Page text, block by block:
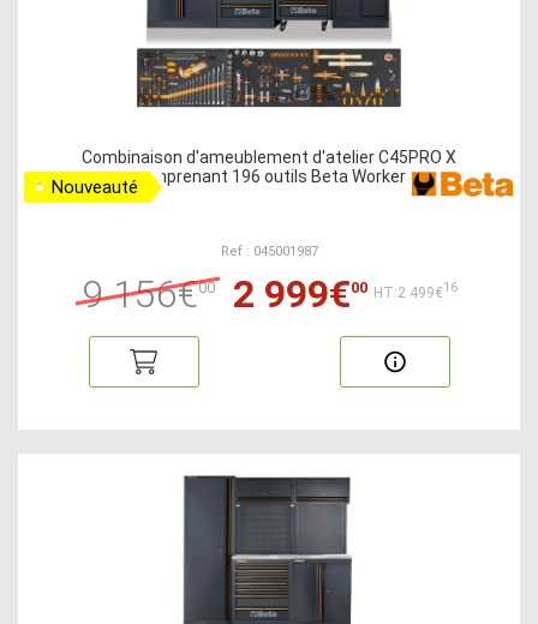
Combinaison d'ameublement d'atelier C45PRO X
comprenant 196 outils Beta Worker
Nouveauté
Ref : 045001987
9 156€00 2 999€00 HT:2 499€16